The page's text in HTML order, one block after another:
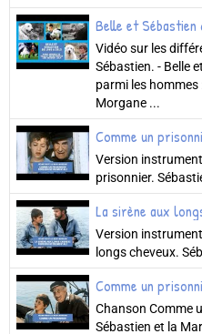
Belle et Sébastien
Vidéo sur les
Sébastien. - Belle
parmi les hommes
Morgane ...
Comme un
Version
prisonnier.
La sirène aux
Version
longs cheveux.
Comme un
Chanson Comme
Sébastien et la